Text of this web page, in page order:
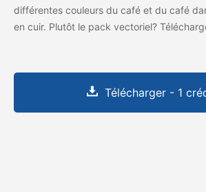
différentes couleurs du café et du café
en cuir. Plutôt le pack vectoriel?
Télécharger - 1